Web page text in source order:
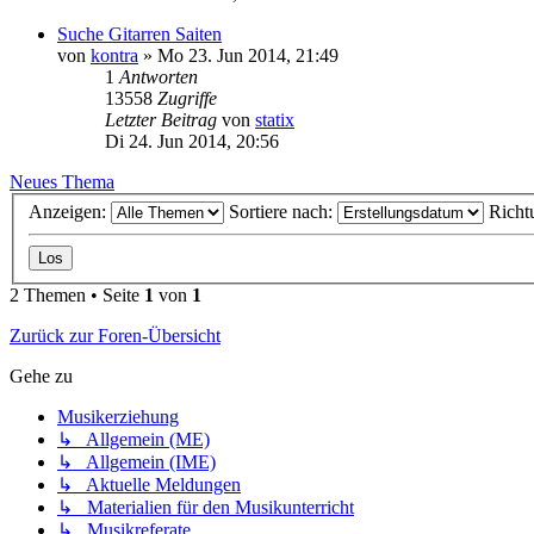
Suche Gitarren Saiten
von kontra » Mo 23. Jun 2014, 21:49
1 Antworten
13558 Zugriffe
Letzter Beitrag von statix
Di 24. Jun 2014, 20:56
Neues Thema
Anzeigen:
Sortiere nach:
2 Themen • Seite 1 von 1
Zurück zur Foren-Übersicht
Gehe zu
Musikerziehung
↳ Allgemein (ME)
↳ Allgemein (IME)
↳ Aktuelle Meldungen
↳ Materialien für den Musikunterricht